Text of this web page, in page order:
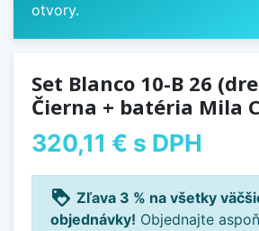
otvory.
Set Blanco 10-B 26
Čierna + batéria Mila
320,11 € s DPH
loyalty Zľava 3 % na všetky
objednávky! Objednajte